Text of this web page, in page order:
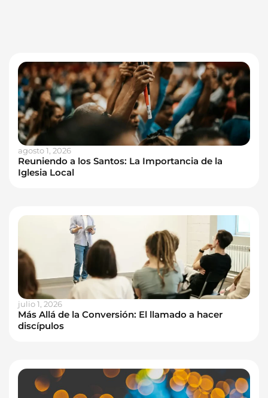
agosto 1, 2026
Reuniendo a los Santos: La Importancia de la
Iglesia Local
julio 1, 2026
Más Allá de la Conversión: El llamado a hacer
discípulos